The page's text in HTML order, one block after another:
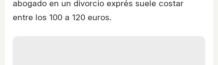
abogado en un divorcio exprés suele costar
entre los 100 a 120 euros.